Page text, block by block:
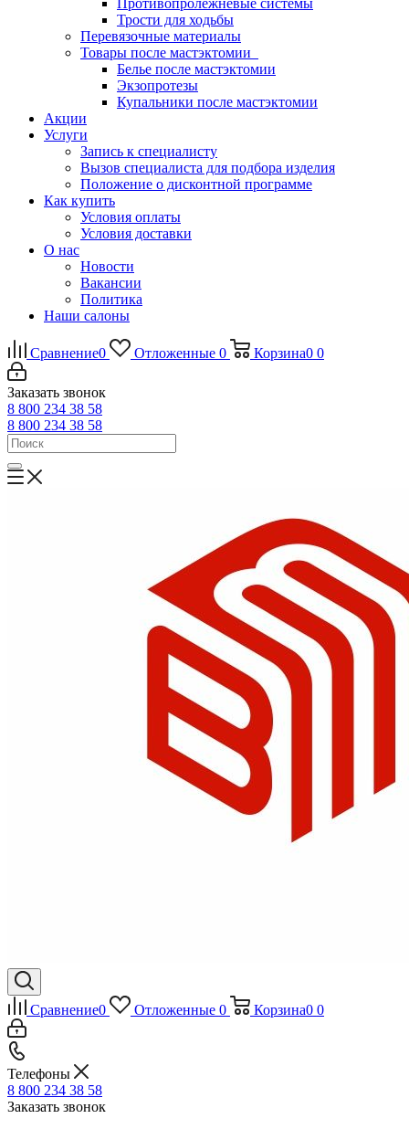
Противопролежневые системы
Трости для ходьбы
Перевязочные материалы
Товары после мастэктомии
Белье после мастэктомии
Экзопротезы
Купальники после мастэктомии
Акции
Услуги
Запись к специалисту
Вызов специалиста для подбора изделия
Положение о дисконтной программе
Как купить
Условия оплаты
Условия доставки
О нас
Новости
Вакансии
Политика
Наши салоны
Сравнение0 Отложенные 0 Корзина0 0
Заказать звонок
8 800 234 38 58
8 800 234 38 58
Сравнение0 Отложенные 0 Корзина0 0
Телефоны
8 800 234 38 58
Заказать звонок